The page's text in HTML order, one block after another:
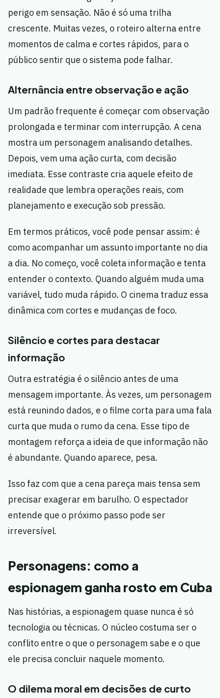
perigo em sensação. Não é só uma trilha
crescente. Muitas vezes, o roteiro alterna entre
momentos de calma e cortes rápidos, para o
público sentir que o sistema pode falhar.
Alternância entre observação e ação
Um padrão frequente é começar com observação
prolongada e terminar com interrupção. A cena
mostra um personagem analisando detalhes.
Depois, vem uma ação curta, com decisão
imediata. Esse contraste cria aquele efeito de
realidade que lembra operações reais, com
planejamento e execução sob pressão.
Em termos práticos, você pode pensar assim: é
como acompanhar um assunto importante no dia
a dia. No começo, você coleta informação e tenta
entender o contexto. Quando alguém muda uma
variável, tudo muda rápido. O cinema traduz essa
dinâmica com cortes e mudanças de foco.
Silêncio e cortes para destacar
informação
Outra estratégia é o silêncio antes de uma
mensagem importante. Às vezes, um personagem
está reunindo dados, e o filme corta para uma fala
curta que muda o rumo da cena. Esse tipo de
montagem reforça a ideia de que informação não
é abundante. Quando aparece, pesa.
Isso faz com que a cena pareça mais tensa sem
precisar exagerar em barulho. O espectador
entende que o próximo passo pode ser
irreversível.
Personagens: como a
espionagem ganha rosto em Cuba
Nas histórias, a espionagem quase nunca é só
tecnologia ou técnicas. O núcleo costuma ser o
conflito entre o que o personagem sabe e o que
ele precisa concluir naquele momento.
O dilema moral em decisões de curto